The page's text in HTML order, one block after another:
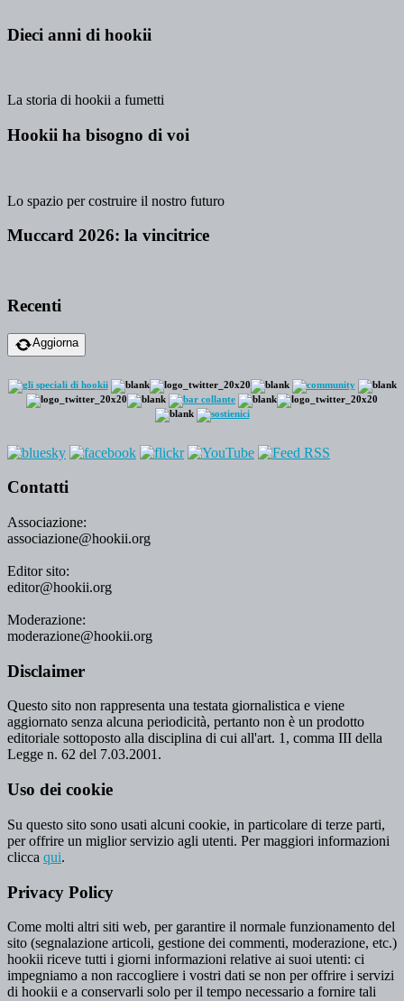
Dieci anni di hookii
La storia di hookii a fumetti
Hookii ha bisogno di voi
Lo spazio per costruire il nostro futuro
Muccard 2026: la vincitrice
Recenti
Aggiorna
Contatti
Associazione:
associazione@hookii.org
Editor sito:
editor@hookii.org
Moderazione:
moderazione@hookii.org
Disclaimer
Questo sito non rappresenta una testata giornalistica e viene
aggiornato senza alcuna periodicità, pertanto non è un prodotto
editoriale sottoposto alla disciplina di cui all'art. 1, comma III della
Legge n. 62 del 7.03.2001.
Uso dei cookie
Su questo sito sono usati alcuni cookie, in particolare di terze parti,
per offrire un miglior servizio agli utenti. Per maggiori informazioni
clicca qui.
Privacy Policy
Come molti altri siti web, per garantire il normale funzionamento del
sito (segnalazione articoli, gestione dei commenti, moderazione, etc.)
hookii riceve tutti i giorni informazioni relative ai suoi utenti: ci
impegniamo a non raccogliere i vostri dati se non per offrire i servizi
di hookii e a conservarli solo per il tempo necessario a fornire tali